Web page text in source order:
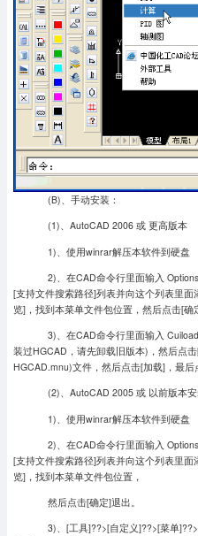
(B)、手动安装：
(1)、AutoCAD 2006 或 更高版本
1)、使用winrar解压本软件到硬盘
2)、在CAD命令行里面输入
[支持文件搜索路径]列表并向这个列表里
览]，找到本菜单文件包位置，然后点击[确
3)、在CAD命令行里面输入
装过HGCAD，请先卸载旧版本)，然后点
HGCAD.mnu)文件，然后点击[加载]，最后
(2)、AutoCAD 2005 或 以前版本安
1)、使用winrar解压本软件到硬盘
2)、在CAD命令行里面输入
[支持文件搜索路径]列表并向这个列表里
览]，找到本菜单文件包位置，
然后点击[确定]退出。
3)、[工具]??>[自定义]??>[菜单